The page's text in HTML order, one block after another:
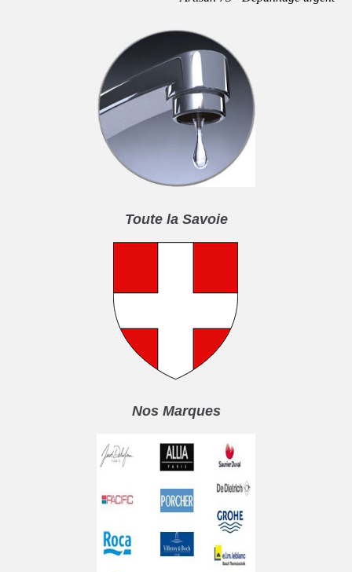
Toute la Savoie
Nos Marques